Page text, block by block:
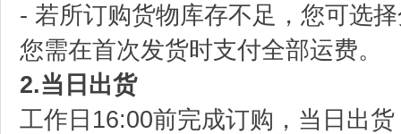
- 若所订购货物库存不足，您可选
您需在首次发货时支付全部运费。
2.当日出货
工作日16:00前完成订购，当日出